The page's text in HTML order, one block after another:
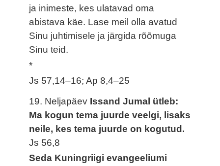
ja inimeste, kes ulatavad oma
abistava käe. Lase meil olla avatud
Sinu juhtimisele ja järgida rõõmuga
Sinu teid.
*
Js 57,14–16; Ap 8,4–25
19. Neljapäev Issand Jumal ütleb:
Ma kogun tema juurde veelgi, lisaks
neile, kes tema juurde on kogutud.
Js 56,8
Seda Kuningriigi evangeeliumi